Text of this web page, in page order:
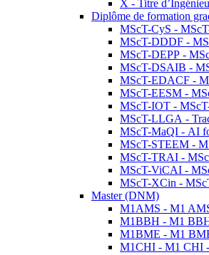
X - Titre
Diplôme de formation
MScT-CyS -
MScT-DDDF -
MScT-DEPP -
MScT-DSAIB -
MScT-EDACF -
MScT-EESM -
MScT-IOT -
MScT-LLGA -
MScT-MaQI - AI
MScT-STEEM -
MScT-TRAI -
MScT-ViCAI -
MScT-XCin -
Master (DNM)
M1AMS - M1
M1BBH - M1
M1BME - M1
M1CHI - M1 CHI -